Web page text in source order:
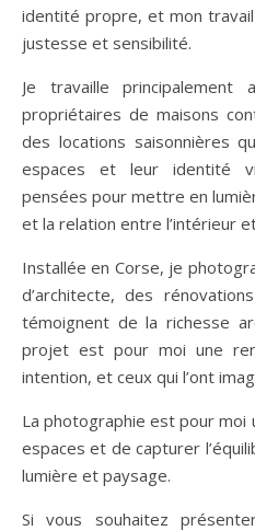
identité propre, et mon
justesse et sensibilité.
Je travaille principalement
propriétaires de maisons
des locations saisonnières
espaces et leur identité
pensées pour mettre en
et la relation entre l’intérieur
Installée en Corse, je
d’architecte, des
témoignent de la richesse
projet est pour moi une
intention, et ceux qui l’ont
La photographie est pour moi
espaces et de capturer
lumière et paysage.
Si vous souhaitez